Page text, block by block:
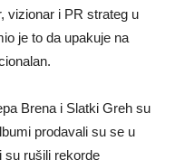
vizionar i PR strateg u
je to da upakuje na
Brena i Slatki Greh su
prodavali su se u
su rušili rekorde